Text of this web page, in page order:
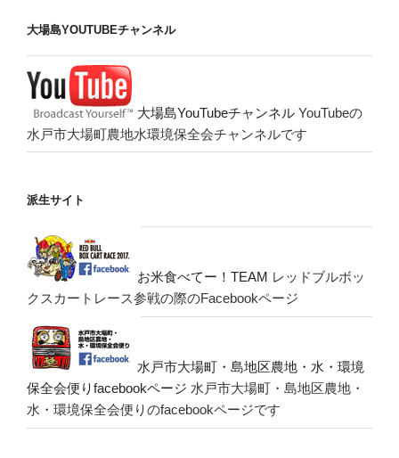
大場島YOUTUBEチャンネル
大場島YouTubeチャンネル YouTubeの
水戸市大場町農地水環境保全会チャンネルです
派生サイト
お米食べてー！TEAM レッドブルボッ
クスカートレース参戦の際のFacebookページ
水戸市大場町・島地区農地・水・環境
保全会便りfacebookページ 水戸市大場町・島地区農地・
水・環境保全会便りのfacebookページです